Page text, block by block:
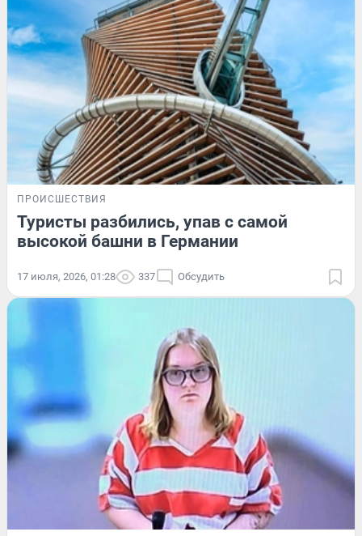
ПРОИСШЕСТВИЯ
Туристы разбились, упав с самой
высокой башни в Германии
17 июля, 2026, 01:28 337 Обсудить